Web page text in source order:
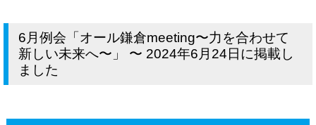
6月例会「オール鎌倉meeting〜力を合わせて
新しい未来へ〜」 〜 2024年6月24日に掲載し
ました